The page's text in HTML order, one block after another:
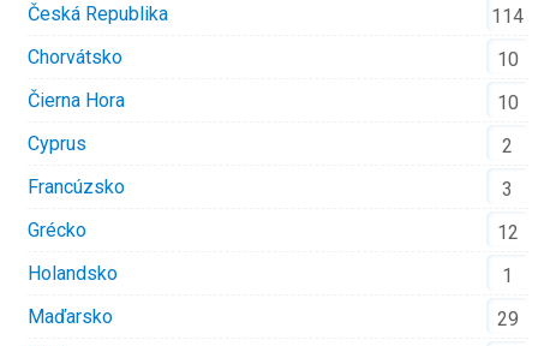
Česká Republika
114
Chorvátsko
10
Čierna Hora
10
Cyprus
2
Francúzsko
3
Grécko
12
Holandsko
1
Maďarsko
29